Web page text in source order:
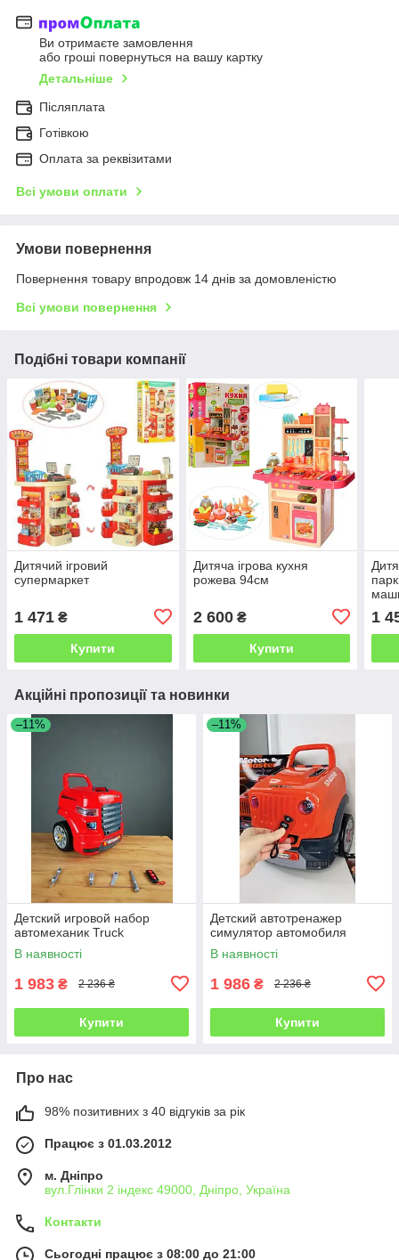
Ви отримаєте замовлення
або гроші повернуться на вашу картку
Детальніше
Післяплата
Готівкою
Оплата за реквізитами
Всі умови оплати
Умови повернення
Повернення товару впродовж 14 днів за домовленістю
Всі умови повернення
Подібні товари компанії
Дитячий ігровий
супермаркет
1 471 ₴
Купити
Дитяча ігрова кухня
рожева 94см
2 600₴
Купити
1
Акційні пропозиції та новинки
–11%
Детский игровой набор
автомеханик Truck
В наявності
1 983 ₴ 2 236 ₴
Купити
–11%
Детский автотренажер
симулятор автомобиля
В наявності
1 986 ₴ 2 236 ₴
Купити
Про нас
98% позитивних з 40 відгуків за рік
Працює з 01.03.2012
м. Дніпро
вул.Глінки 2 індекс 49000, Дніпро, Україна
Контакти
Сьогодні працює з 08:00 до 21:00